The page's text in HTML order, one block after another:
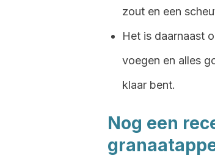
zout en een
Het is daarnaast
voegen en alles
klaar bent.
Nog een